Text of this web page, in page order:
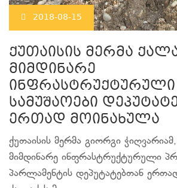
2018-08-15
ქუთაისის მერმა
მიმდინარე
ინფრასტრუქტურული
სამუშაოები
ერთად მოინახულა
ქუთაისის მერმა გიორგი
მიმდინარე ინფრასტრუქტურული
პარლამენტის დეპუტატებთან